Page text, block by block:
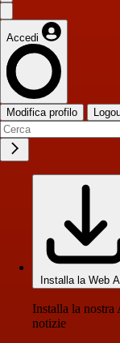
Accedi
Modifica profilo
Installa la Web
Installa la nostra
notizie